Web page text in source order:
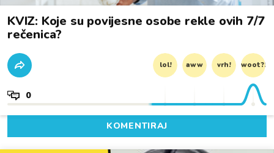
KVIZ: Koje su povijesne osobe rekle ovih 7/7
rečenica?
lol! aww vrh! woot?!
0
KOMENTIRAJ